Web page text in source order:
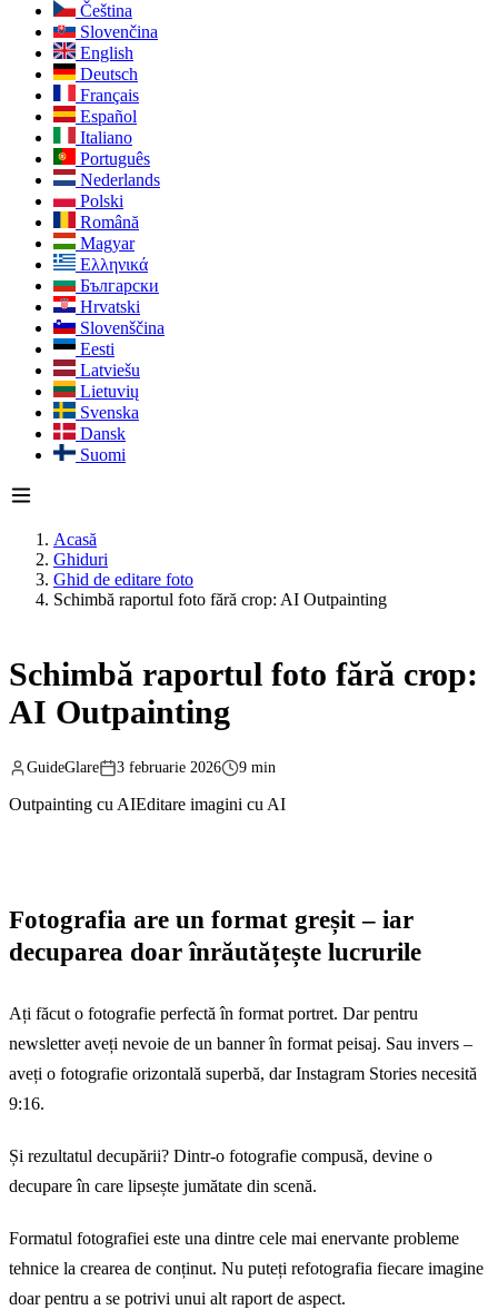
Čeština
Slovenčina
English
Deutsch
Français
Español
Italiano
Português
Nederlands
Polski
Română
Magyar
Ελληνικά
Български
Hrvatski
Slovenščina
Eesti
Latviešu
Lietuvių
Svenska
Dansk
Suomi
Acasă
Ghiduri
Ghid de editare foto
Schimbă raportul foto fără crop: AI Outpainting
Schimbă raportul foto fără crop:
AI Outpainting
GuideGlare 3 februarie 2026 9 min
Outpainting cu AIEditare imagini cu AI
Fotografia are un format greșit – iar
decuparea doar înrăutățește lucrurile
Ați făcut o fotografie perfectă în format portret. Dar pentru
newsletter aveți nevoie de un banner în format peisaj. Sau invers –
aveți o fotografie orizontală superbă, dar Instagram Stories necesită
9:16.
Și rezultatul decupării? Dintr-o fotografie compusă, devine o
decupare în care lipsește jumătate din scenă.
Formatul fotografiei este una dintre cele mai enervante probleme
tehnice la crearea de conținut. Nu puteți refotografia fiecare imagine
doar pentru a se potrivi unui alt raport de aspect.